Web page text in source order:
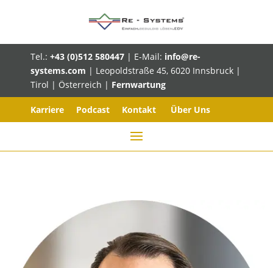
Tel.: +43 (0)512 580447 | E-Mail: info@re-
systems.com | Leopoldstraße 45, 6020 Innsbruck |
Tirol | Österreich | Fernwartung
Karriere Podcast Kontakt Über Uns